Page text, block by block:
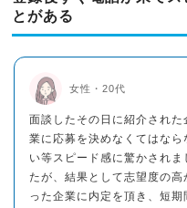
とがある
女性・20代
面談したその日に紹介された
業に応募を決めなくてはなら
い等スピード感に驚かされま
たが、結果として志望度の高
った企業に内定を頂き、短期